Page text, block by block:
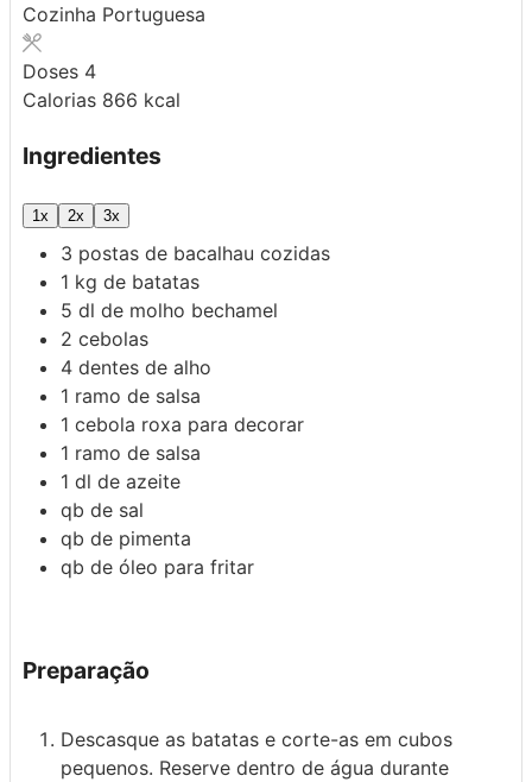
Cozinha Portuguesa
Doses 4
Calorias 866 kcal
Ingredientes
1x 2x 3x
3 postas de bacalhau cozidas
1 kg de batatas
5 dl de molho bechamel
2 cebolas
4 dentes de alho
1 ramo de salsa
1 cebola roxa para decorar
1 ramo de salsa
1 dl de azeite
qb de sal
qb de pimenta
qb de óleo para fritar
Preparação
Descasque as batatas e corte-as em cubos
pequenos. Reserve dentro de água durante